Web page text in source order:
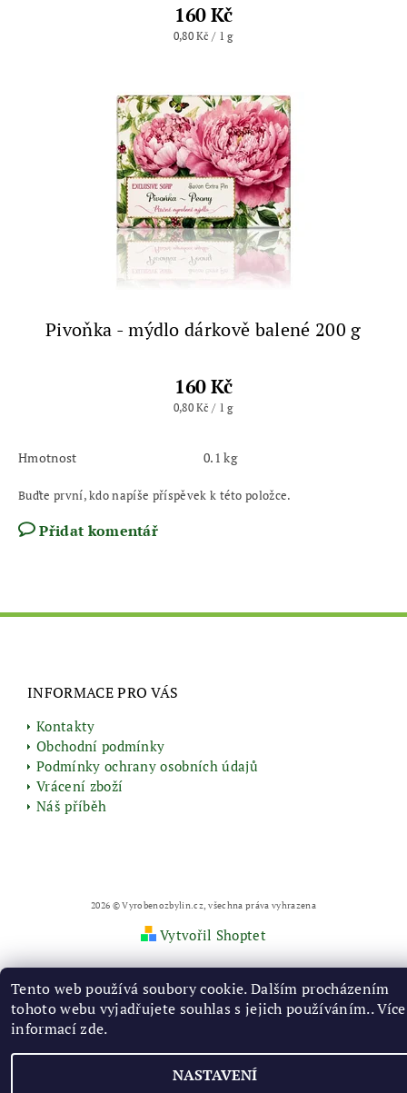
160 Kč
0,80 Kč / 1 g
Pivoňka - mýdlo dárkově balené 200 g
160 Kč
0,80 Kč / 1 g
Hmotnost 0.1 kg
Buďte první, kdo napíše příspěvek k této položce.
Přidat komentář
INFORMACE PRO VÁS
Kontakty
Obchodní podmínky
Podmínky ochrany osobních údajů
Vrácení zboží
Náš příběh
2026 © Vyrobenozbylin.cz, všechna práva vyhrazena
Vytvořil Shoptet
Tento web používá soubory cookie. Dalším procházením
tohoto webu vyjadřujete souhlas s jejich používáním.. Více
informacízde.
NASTAVENÍ